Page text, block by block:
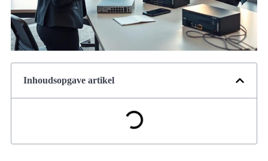
Inhoudsopgave artikel